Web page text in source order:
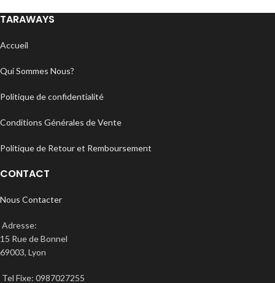
TARAWAYS
Accueil
Qui Sommes Nous?
Politique de confidentialité
Conditions Générales de Vente
Politique de Retour et Remboursement
CONTACT
Nous Contacter
Adresse:
15 Rue de Bonnel
69003, Lyon
Tel Fixe: 0987027255